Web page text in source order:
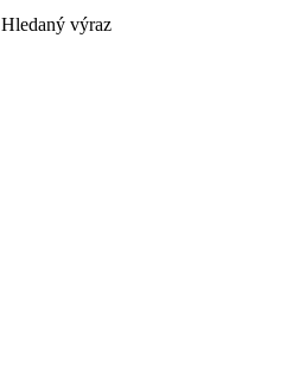
Hledaný výraz